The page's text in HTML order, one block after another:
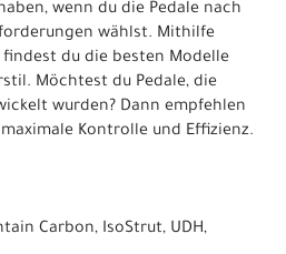
wenn du die Pedale nach
wählst. Mithilfe
du die besten Modelle
Möchtest du Pedale, die
wurden? Dann empfehlen
Kontrolle und Effizienz.
Carbon, IsoStrut, UDH,